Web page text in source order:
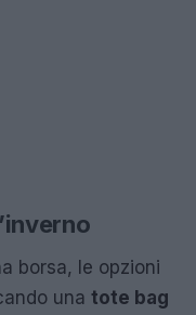
borsa, le opzioni
una tote bag